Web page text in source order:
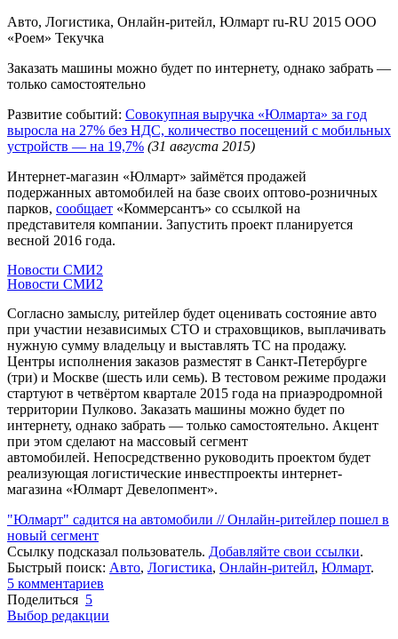
Авто, Логистика, Онлайн-ритейл, Юлмарт ru-RU 2015 ООО
«Роем» Текучка
Заказать машины можно будет по интернету, однако забрать —
только самостоятельно
Развитие событий: Совокупная выручка «Юлмарта» за год
выросла на 27% без НДС, количество посещений с мобильных
устройств — на 19,7% (31 августа 2015)
Интернет-магазин «Юлмарт» займётся продажей
подержанных автомобилей на базе своих оптово-розничных
парков, сообщает «Коммерсантъ» со ссылкой на
представителя компании. Запустить проект планируется
весной 2016 года.
Новости СМИ2
Новости СМИ2
Согласно замыслу, ритейлер будет оценивать состояние авто
при участии независимых СТО и страховщиков, выплачивать
нужную сумму владельцу и выставлять ТС на продажу.
Центры исполнения заказов разместят в Санкт-Петербурге
(три) и Москве (шесть или семь). В тестовом режиме продажи
стартуют в четвёртом квартале 2015 года на приаэродромной
территории Пулково. Заказать машины можно будет по
интернету, однако забрать — только самостоятельно. Акцент
при этом сделают на массовый сегмент
автомобилей. Непосредственно руководить проектом будет
реализующая логистические инвестпроекты интернет-
магазина «Юлмарт Девелопмент».
"Юлмарт" садится на автомобили // Онлайн-ритейлер пошел в
новый сегмент
Ссылку подсказал пользователь. Добавляйте свои ссылки.
Быстрый поиск: Авто, Логистика, Онлайн-ритейл, Юлмарт.
5 комментариев
Поделиться 5
Выбор редакции